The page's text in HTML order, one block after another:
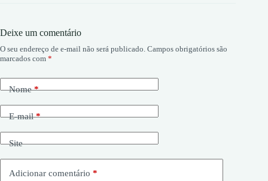
Deixe um comentário
O seu endereço de e-mail não será publicado. Campos obrigatórios são
marcados com *
Nome*
E-mail*
Site
Adicionar comentário *